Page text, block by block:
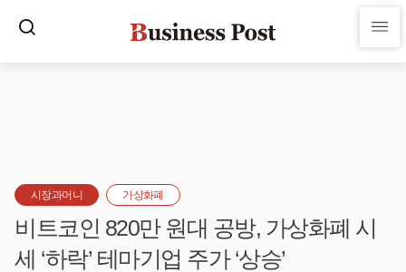
시장과머니 가상화폐
비트코인 820만 원대 공방, 가상화폐 시
세 ‘하락’ 테마기업 주가 ‘상승’